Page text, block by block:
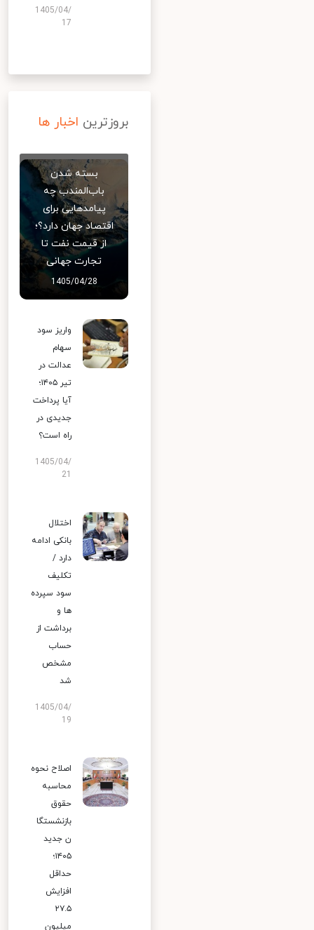
1405/04/
17
بروزترین اخبار ها
بسته شدن
باب‌المندب چه
پیامدهایی برای
اقتصاد جهان دارد؟؛
از قیمت نفت تا
تجارت جهانی
1405/04/28
واریز سود
سهام
عدالت در
تیر ۱۴۰۵؛
آیا پرداخت
جدیدی در
راه است؟
1405/04/
اختلال
بانکی ادامه
دارد /
تکلیف
سود سپرده
ها و
برداشت از
حساب
مشخص
شد
1405/04/
19
اصلاح نحوه
محاسبه
حقوق
بازنشستگا
ن جدید
۱۴۰۵؛
حداقل
افزایش
۲۷.۵
میلیون